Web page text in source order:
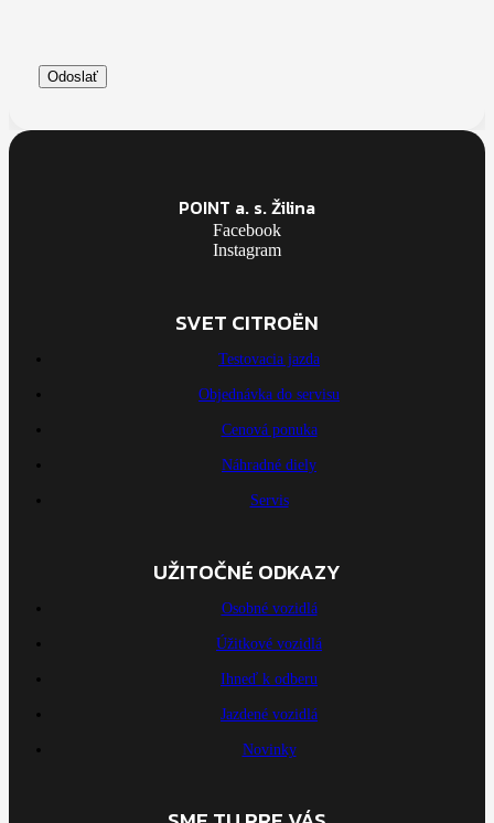
POINT a. s. Žilina
Facebook
Instagram
SVET CITROËN
Testovacia jazda
Objednávka do servisu
Cenová ponuka
Náhradné diely
Servis
UŽITOČNÉ ODKAZY
Osobné vozidlá
Úžitkové vozidlá
Ihneď k odberu
Jazdené vozidlá
Novinky